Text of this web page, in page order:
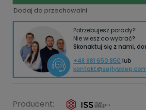
Dodaj do przechowalni
Potrzebujesz porady?
Nie wiesz co wybrać?
Skonaktuj się z nami,
+48 881 650 850 lub
Producent: